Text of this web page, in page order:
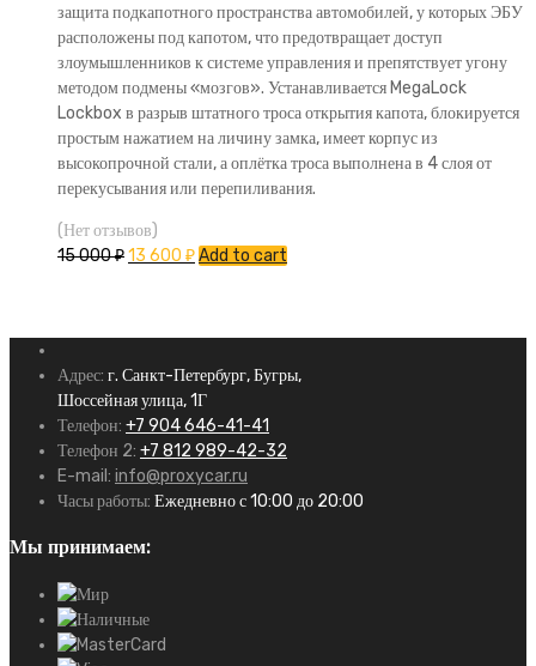
защита подкапотного пространства автомобилей, у которых ЭБУ
расположены под капотом, что предотвращает доступ
злоумышленников к системе управления и препятствует угону
методом подмены «мозгов». Устанавливается MegaLock
Lockbox в разрыв штатного троса открытия капота, блокируется
простым нажатием на личину замка, имеет корпус из
высокопрочной стали, а оплётка троса выполнена в 4 слоя от
перекусывания или перепиливания.
(Нет отзывов)
15 000₽13 600 ₽Add to cart
Адрес: г. Санкт-Петербург, Бугры,
Шоссейная улица, 1Г
Телефон: +7 904 646-41-41
Телефон 2: +7 812 989-42-32
E-mail: info@proxycar.ru
Часы работы: Ежедневно с 10:00 до 20:00
Мы принимаем: